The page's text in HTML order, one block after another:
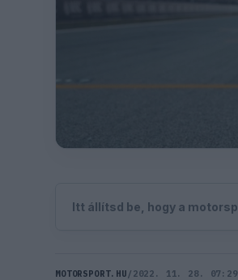
Itt állítsd be, hogy a
MOTORSPORT.HU / 2022. 11. 28. 07:29